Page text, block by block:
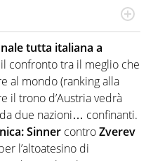
a tutto campo, è il
a chiedergli di boxe, di
ve ne farà innamorare
tutta italiana a
il confronto tra il meglio che
al mondo (ranking alla
il trono d’Austria vedrà
due nazioni… confinanti.
Sinner controZverev
l’altoatesino di